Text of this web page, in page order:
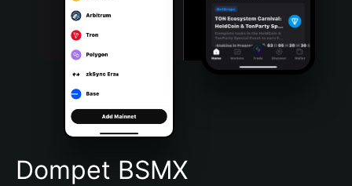
Bahasa Indonesia
Português (Brasil)
Español (Argentina)
Dompet BSMX